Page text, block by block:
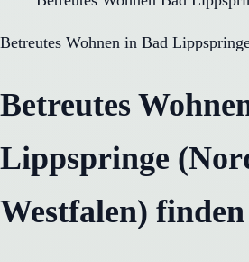
Betreutes Wohnen in Bad
Betreutes
Lippspringe
Westfalen) finden